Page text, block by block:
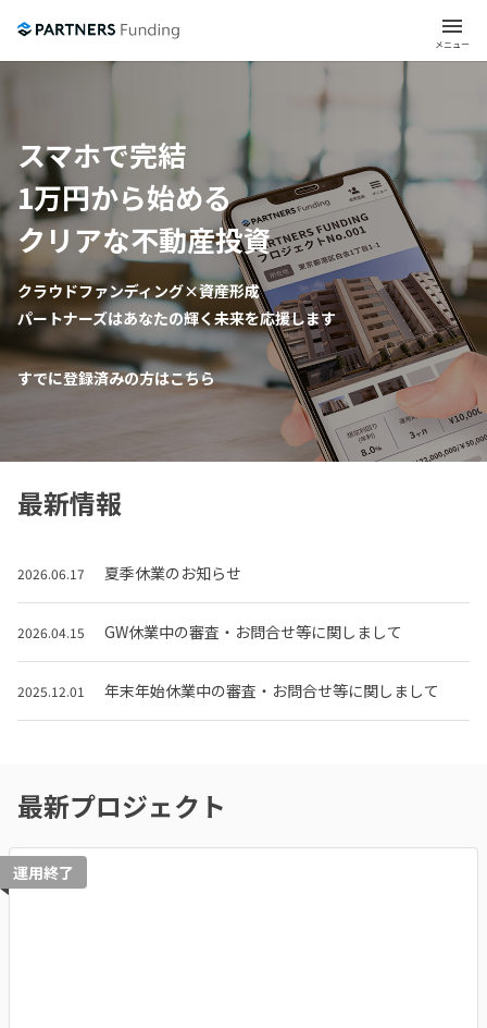
menu
メニュー
スマホで完結
1万円から始める
クリアな不動産投資
クラウドファンディング×資産形成
パートナーズはあなたの輝く未来を応援します
すでに登録済みの方はこちら
最新情報
2026.06.17 夏季休業のお知らせ
2026.04.15 GW休業中の審査・お問合せ等に関しまして
2025.12.01 年末年始休業中の審査・お問合せ等に関しまして
最新プロジェクト
運用終了